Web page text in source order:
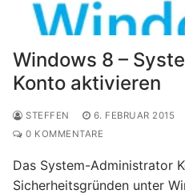
Windows 8 –
Konto aktivieren
STEFFEN 6. FEBRUAR 2015
0 KOMMENTARE
Das System-Administrator
Sicherheitsgründen unter